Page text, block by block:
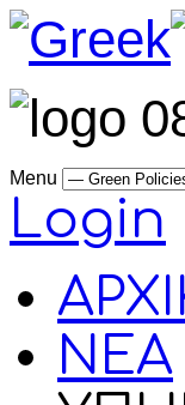
Menu
Login
ΝΕΑ